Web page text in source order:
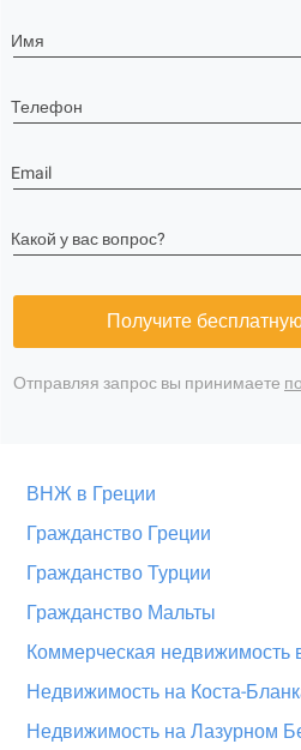
Имя
Телефон
Email
Какой у вас вопрос?
Получите
Отправляя запрос вы принимаете
ВНЖ в Греции
Гражданство Греции
Гражданство Турции
Гражданство Мальты
Коммерческая недвижимость
Недвижимость на Коста-
Недвижимость на Лазурном